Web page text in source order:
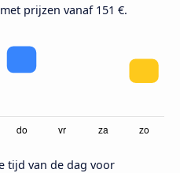
prijzen vanaf 151 €.
tijd van de dag voor